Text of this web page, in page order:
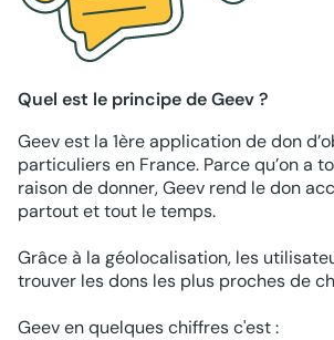
Quel est le principe de Geev ?
Geev est la 1ère application de don
particuliers en France. Parce qu’on a
raison de donner, Geev rend le don
partout et tout le temps.
Grâce à la géolocalisation, les
trouver les dons les plus proches de
Geev en quelques chiffres c'est :